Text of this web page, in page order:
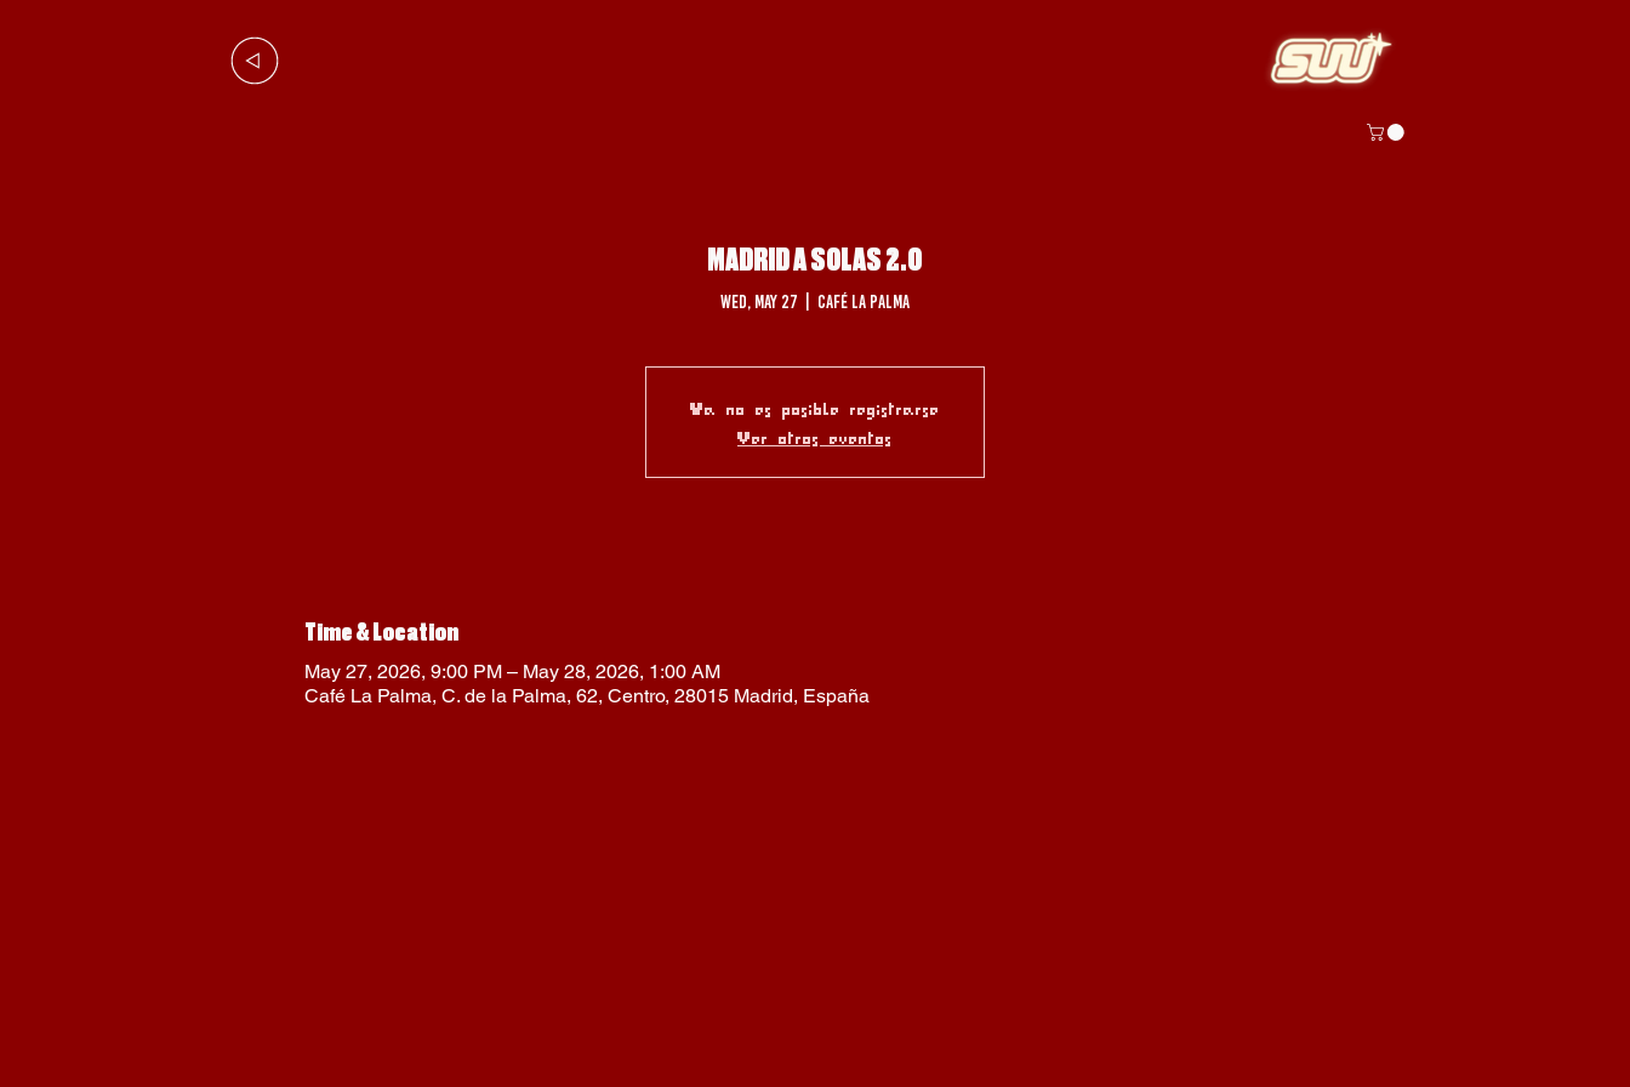
MADRID A SOLAS 2.0
Wed, May 27 Café La Palma
Ya no es posible registrarse
Ver otros eventos
Time & Location
May 27, 2026, 9:00 PM – May 28, 2026, 1:00 AM
Café La Palma, C. de la Palma, 62, Centro, 28015 Madrid, España